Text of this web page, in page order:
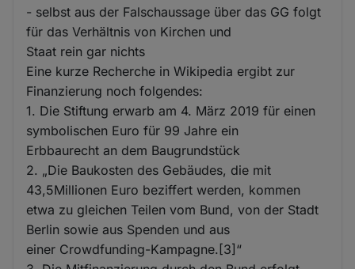
- selbst aus der Falschaussage über das GG folgt
für das Verhältnis von Kirchen und
Staat rein gar nichts
Eine kurze Recherche in Wikipedia ergibt zur
Finanzierung noch folgendes:
1. Die Stiftung erwarb am 4. März 2019 für einen
symbolischen Euro für 99 Jahre ein
Erbbaurecht an dem Baugrundstück
2. „Die Baukosten des Gebäudes, die mit
43,5Millionen Euro beziffert werden, kommen
etwa zu gleichen Teilen vom Bund, von der Stadt
Berlin sowie aus Spenden und aus
einer Crowdfunding-Kampagne.[3]“